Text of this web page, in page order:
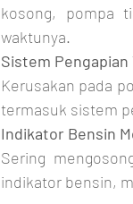
kosong, pompa
waktunya.
Sistem Pengapian
Kerusakan pada
termasuk sistem
Indikator Bensin
Sering
indikator bensin,